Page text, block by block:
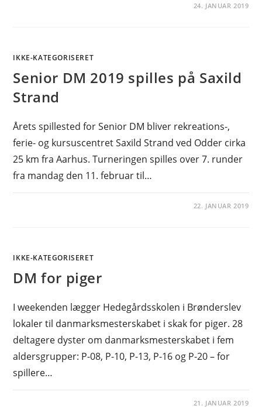
24. JANUAR 2019
IKKE-KATEGORISERET
Senior DM 2019 spilles på Saxild
Strand
Årets spillested for Senior DM bliver rekreations-,
ferie- og kursuscentret Saxild Strand ved Odder cirka
25 km fra Aarhus. Turneringen spilles over 7. runder
fra mandag den 11. februar til…
22. JANUAR 2019
IKKE-KATEGORISERET
DM for piger
I weekenden lægger Hedegårdsskolen i Brønderslev
lokaler til danmarksmesterskabet i skak for piger. 28
deltagere dyster om danmarksmesterskabet i fem
aldersgrupper: P-08, P-10, P-13, P-16 og P-20 – for
spillere…
21. JANUAR 2019